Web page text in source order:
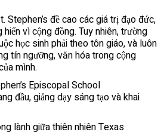
Stephen’s đề cao các giá trị đạo đức,
vì cộng đồng. Tuy nhiên, trường
học sinh phải theo tôn giáo, và luôn
tín ngưỡng, văn hóa trong cộng
mình.
Episcopal School
đầu, giảng dạy sáng tạo và khai
lành giữa thiên nhiên Texas